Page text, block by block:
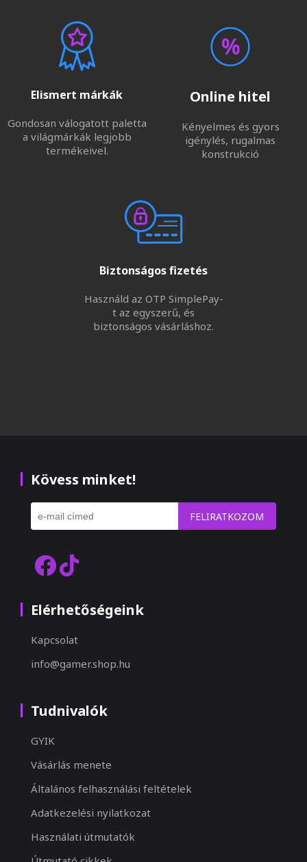
Elismert márkák
Gondosan válogatott paletta
a világmárkák legjobb
termékeivel.
Online hitel
Kényelmes és gyors
igénylés, rugalmas
konstrukció
Biztonságos fizetés
Használd az OTP SimplePay-
t az egyszerű, és
biztonságos vásárláshoz.
Kövess minket!
FELIRATKOZOM
Elérhetőségeink
Kapcsolat
info@gamer.shop.hu
Tudnivalók
GYIK
Vásárlás menete
Általános felhasználási feltételek
Adatkezelési nyilatkozat
Használati útmutatók